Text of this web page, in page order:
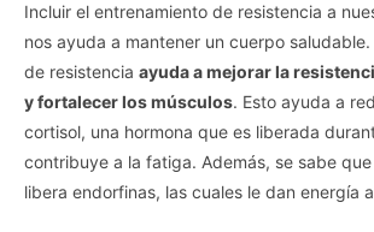
Incluir el entrenamiento de resistencia a
nos ayuda a mantener un cuerpo
de resistencia ayuda a mejorar la
y fortalecer los músculos. Esto ayuda a
cortisol, una hormona que es liberada
contribuye a la fatiga. Además, se sabe
libera endorfinas, las cuales le dan energía